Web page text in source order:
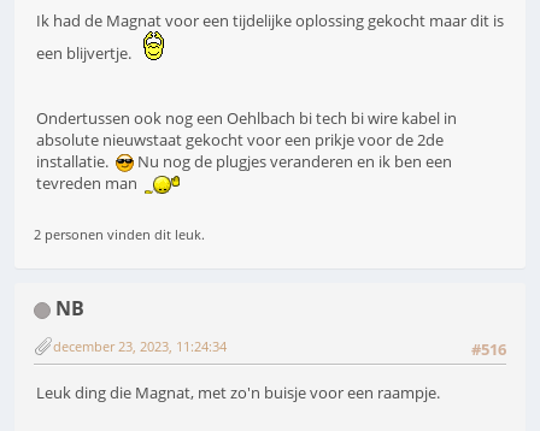
Ik had de Magnat voor een tijdelijke oplossing gekocht maar dit is
een blijvertje.
Ondertussen ook nog een Oehlbach bi tech bi wire kabel in
absolute nieuwstaat gekocht voor een prikje voor de 2de
installatie.
Nu nog de plugjes veranderen en ik ben een
tevreden man
2 personen vinden dit leuk.
NB
#516
december 23, 2023, 11:24:34
Leuk ding die Magnat, met zo'n buisje voor een raampje.